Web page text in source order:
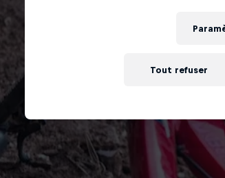
Tout refuser